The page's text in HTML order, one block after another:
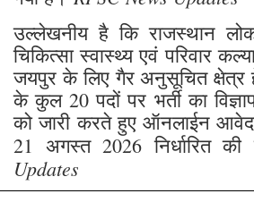
उल्लेखनीय है कि राजस्थान लोक
चिकित्सा स्वास्थ्य एवं परिवार
जयपुर के लिए गैर अनुसूचित क्षेत्र
के कुल 20 पदों पर भर्ती का
को जारी करते हुए ऑनलाईन
21 अगस्त 2026 निर्धारित
Updates